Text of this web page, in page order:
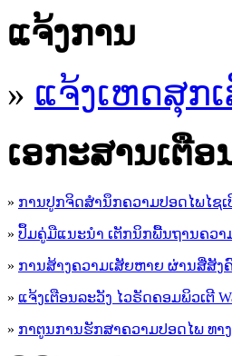
ແຈ້ງການ
» ແຈ້ງເຫດສຸກ
ເອ​ກະ​ສານເຕືອ
» ການປູກຈິດສໍານຶກຄວາມປອດໄພໄຊເ
» ປຶ້ມຄູ່ມືແນະນໍາ ເຕັກນິກພື້ນຖານຄວາ
» ການສ້າງຄວາມເສັຍຫາຍ ຜ່ານສື່ສັງ
» ແຈ້ງເຕືອນລະວັງ ໄວຣັດຄອມພິວເຕີ
» ກາຕູນການຮັກສາຄວາມປອດໄພ ທາງ